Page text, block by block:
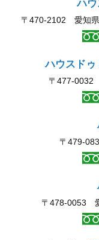
ハ
〒470-2102 愛知県
ハウスドゥ
〒477-0032
〒479-
〒478-0053